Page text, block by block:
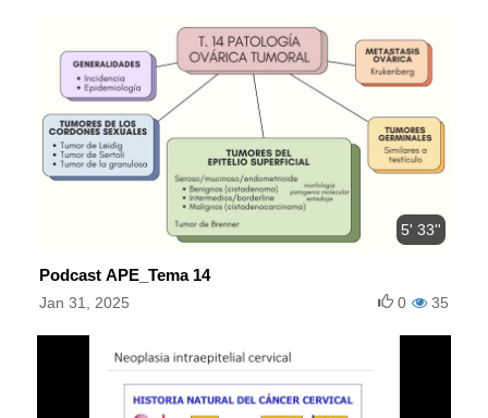
5' 33''
Podcast APE_Tema 14
Jan 31, 2025 35
0